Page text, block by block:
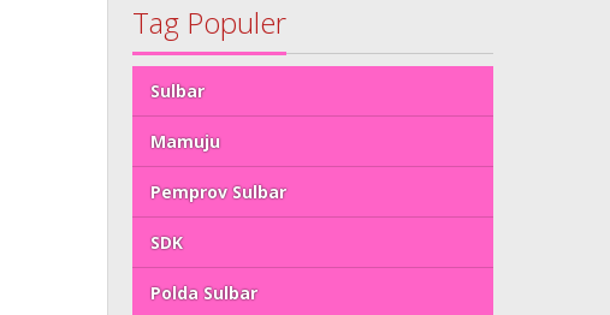
Tag Populer
Sulbar
Mamuju
Pemprov Sulbar
SDK
Polda Sulbar